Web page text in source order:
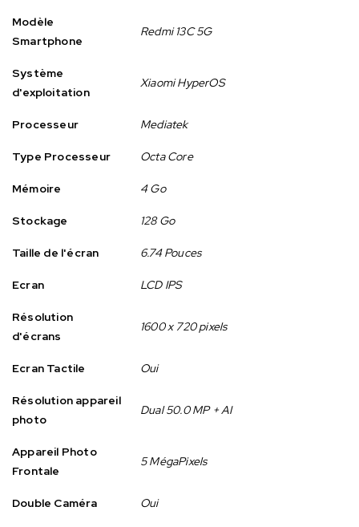
Modèle
Smartphone
Redmi 13C 5G
Système
d'exploitation
Xiaomi HyperOS
Processeur Mediatek
Type Processeur Octa Core
Mémoire 4 Go
Stockage 128 Go
Taille de l'écran 6.74 Pouces
Ecran LCD IPS
Résolution
d'écrans
1600 x 720 pixels
Ecran Tactile Oui
Résolution appareil
photo
Dual 50.0 MP + AI
Appareil Photo
Frontale
5 MégaPixels
Double Caméra Oui